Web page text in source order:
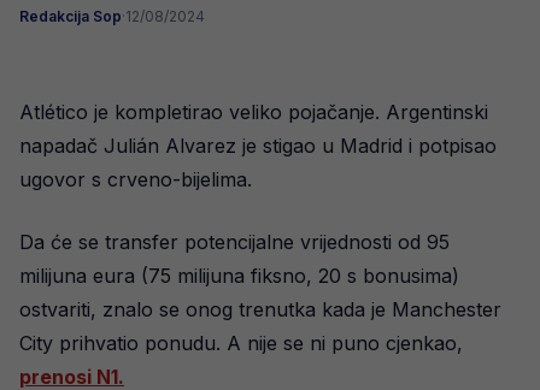
Redakcija Sop·12/08/2024
Atlético je kompletirao veliko pojačanje. Argentinski
napadač Julián Alvarez je stigao u Madrid i potpisao
ugovor s crveno-bijelima.
Da će se transfer potencijalne vrijednosti od 95
milijuna eura (75 milijuna fiksno, 20 s bonusima)
ostvariti, znalo se onog trenutka kada je Manchester
City prihvatio ponudu. A nije se ni puno cjenkao,
prenosi N1.